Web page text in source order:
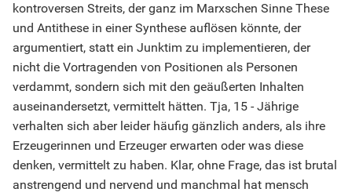
kontroversen Streits, der ganz im Marxschen Sinne These
und Antithese in einer Synthese auflösen könnte, der
argumentiert, statt ein Junktim zu implementieren, der
nicht die Vortragenden von Positionen als Personen
verdammt, sondern sich mit den geäußerten Inhalten
auseinandersetzt, vermittelt hätten. Tja, 15 - Jährige
verhalten sich aber leider häufig gänzlich anders, als ihre
Erzeugerinnen und Erzeuger erwarten oder was diese
denken, vermittelt zu haben. Klar, ohne Frage, das ist brutal
anstrengend und nervend und manchmal hat mensch